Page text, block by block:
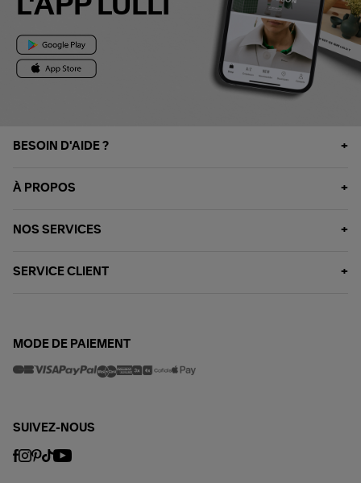
L'APP LULLI
BESOIN D'AIDE ?
À PROPOS
NOS SERVICES
SERVICE CLIENT
MODE DE PAIEMENT
SUIVEZ-NOUS